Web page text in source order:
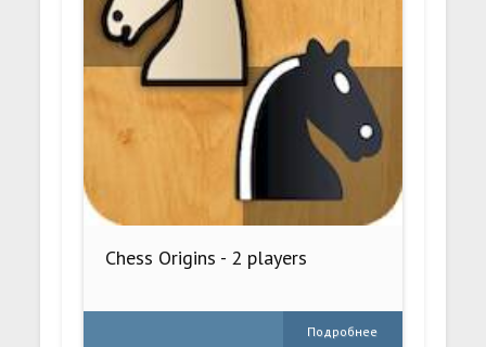
Chess Origins - 2 players
Подробнее